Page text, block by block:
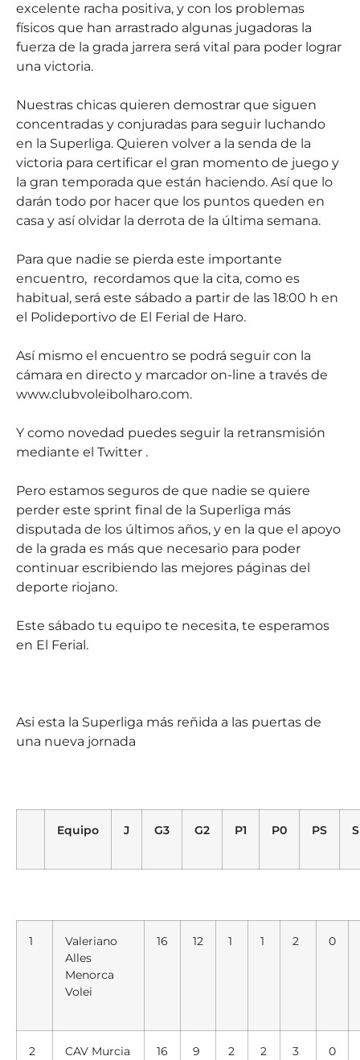
excelente racha positiva, y con los problemas
físicos que han arrastrado algunas jugadoras la
fuerza de la grada jarrera será vital para poder lograr
una victoria.
Nuestras chicas quieren demostrar que siguen
concentradas y conjuradas para seguir luchando
en la Superliga. Quieren volver a la senda de la
victoria para certificar el gran momento de juego y
la gran temporada que están haciendo. Así que lo
darán todo por hacer que los puntos queden en
casa y así olvidar la derrota de la última semana.
Para que nadie se pierda este importante
encuentro, recordamos que la cita, como es
habitual, será este sábado a partir de las 18:00 h en
el Polideportivo de El Ferial de Haro.
Así mismo el encuentro se podrá seguir con la
cámara en directo y marcador on-line a través de
www.clubvoleibolharo.com.
Y como novedad puedes seguir la retransmisión
mediante el Twitter .
Pero estamos seguros de que nadie se quiere
perder este sprint final de la Superliga más
disputada de los últimos años, y en la que el apoyo
de la grada es más que necesario para poder
continuar escribiendo las mejores páginas del
deporte riojano.
Este sábado tu equipo te necesita, te esperamos
en El Ferial.
Asi esta la Superliga más reñida a las puertas de
una nueva jornada
Equipo J G3 G2 P1 P0 PS
1
Valeriano
Alles
Menorca
Volei
16 12 1 1 2 0
2
CAV Murcia
16 9 2 2 3 0